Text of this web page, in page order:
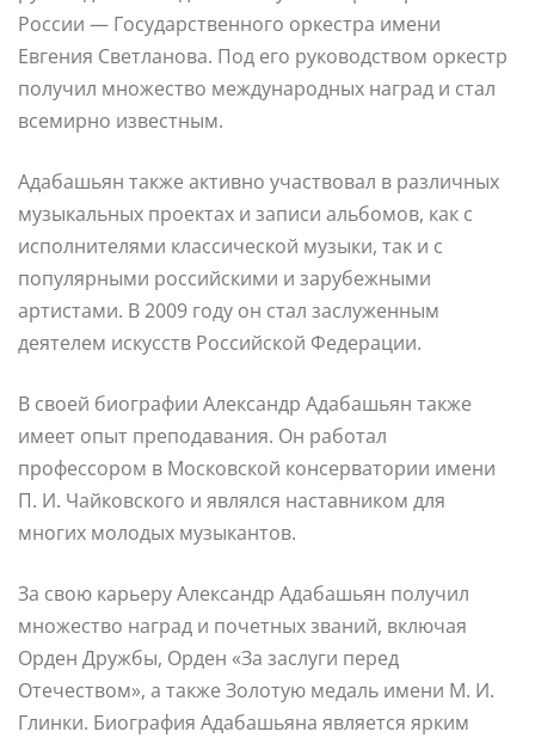
России — Государственного оркестра имени
Евгения Светланова. Под его руководством оркестр
получил множество международных наград и стал
всемирно известным.
Адабашьян также активно участвовал в различных
музыкальных проектах и записи альбомов, как с
исполнителями классической музыки, так и с
популярными российскими и зарубежными
артистами. В 2009 году он стал заслуженным
деятелем искусств Российской Федерации.
В своей биографии Александр Адабашьян также
имеет опыт преподавания. Он работал
профессором в Московской консерватории имени
П. И. Чайковского и являлся наставником для
многих молодых музыкантов.
За свою карьеру Александр Адабашьян получил
множество наград и почетных званий, включая
Орден Дружбы, Орден «За заслуги перед
Отечеством», а также Золотую медаль имени М. И.
Глинки. Биография Адабашьяна является ярким